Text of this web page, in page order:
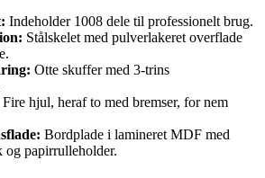
Indeholder 1008 dele til professionelt brug.
Stålskelet med pulverlakeret overflade
Otte skuffer med 3-trins
Fire hjul, heraf to med bremser, for nem
Bordplade i lamineret MDF med
og papirrulleholder.